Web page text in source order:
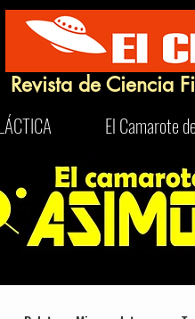
Revista de Ciencia
El Camarote